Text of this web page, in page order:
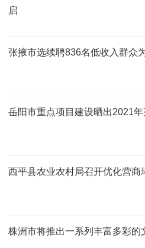
启
张掖市选续聘836名低收入群众
岳阳市重点项目建设晒出2021年
西平县农业农村局召开优化营商
株洲市将推出一系列丰富多彩的